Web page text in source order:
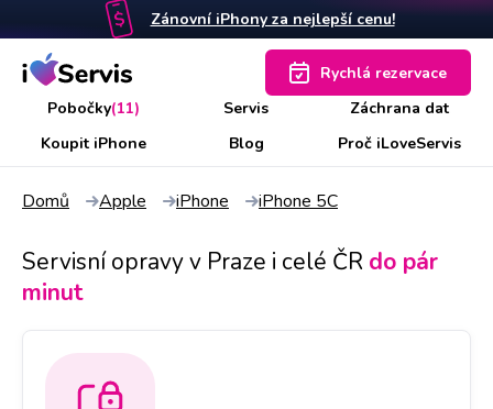
Zánovní iPhony za nejlepší cenu!
Pobočky(11) Servis
Záchrana dat
Koupit iPhone
Blog Proč iLoveServis
Rychlá rezervace
Domů Apple iPhone iPhone 5C
Servisní opravy v Praze i celé ČR do pár
minut